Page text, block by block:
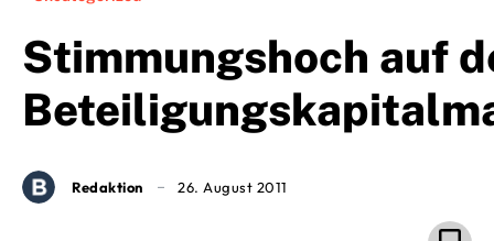
Stimmungshoch auf
Redaktion 26. August 2011